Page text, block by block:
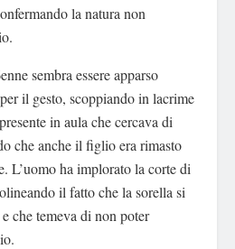
la natura non
sembra essere apparso
il gesto, scoppiando in lacrime
in aula che cercava di
che anche il figlio era rimasto
L’uomo ha implorato la corte di
il fatto che la sorella si
che temeva di non poter